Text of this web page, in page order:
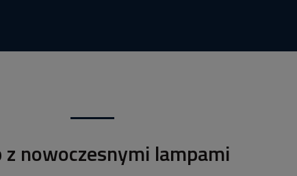
z nowoczesnymi lampami